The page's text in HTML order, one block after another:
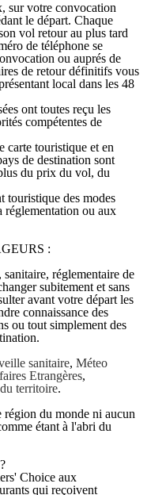
sur votre convocation
le départ. Chaque
vol retour au plus tard
de téléphone se
ou auprés de
de retour définitifs vous
local dans les 48
ont toutes reçu les
compétentes de
carte touristique et en
de destination sont
du prix du vol, du
touristique des modes
réglementation ou aux
:
réglementaire de
subitement et sans
avant votre départ les
connaissance des
ou tout simplement des
sanitaire, Méteo
Etrangères,
territoire.
région du monde ni aucun
étant à l'abri du
Choice aux
qui reçoivent